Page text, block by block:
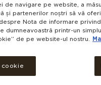
de navigare pe website, a
și partenerilor noștri să vă
Nota de informare
dumneavoastră printr-un
de pe website-ul nostru.
cookie